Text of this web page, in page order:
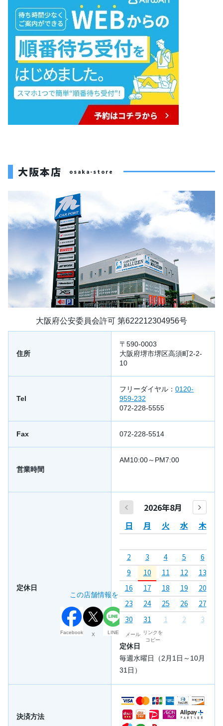
大阪本店 osaka-store
大阪府公安委員会許可 第622212304956号
この店舗情報をシェアする
Facebook X LINE メール
リンクを
コピー
住所
〒590-0003
大阪府堺市堺区高須町2-2-
10
Tel
フリーダイヤル： 0120-
959-232
072-228-5555
Fax 072-228-5514
営業時間
AM10:00～PM7:00
定休日
2026年8月
日
月 火 水 木
2 3 4 5 6
9
10 11 12 13
16
17 18 19 20
23
24 25 26 27
30
31 1 2 3
定休日
毎週水曜日（2月1日～10月
31日）
決済方法